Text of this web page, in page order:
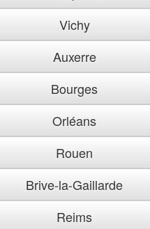
Vichy
Auxerre
Bourges
Orléans
Rouen
Brive-la-Gaillarde
Reims